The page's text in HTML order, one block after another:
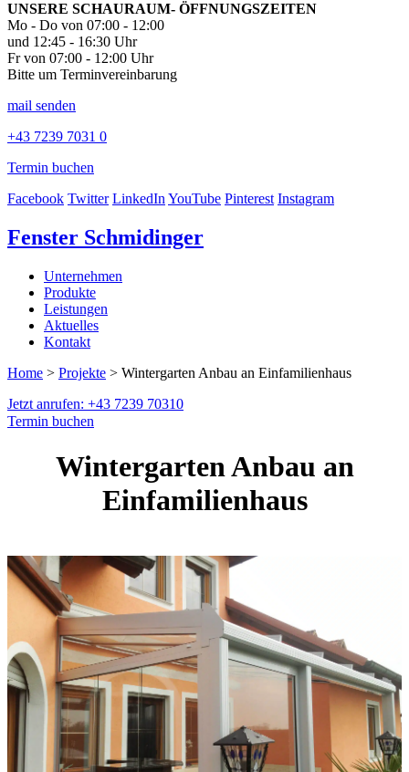
UNSERE SCHAURAUM- ÖFFNUNGSZEITEN
Mo - Do von 07:00 - 12:00
und 12:45 - 16:30 Uhr
Fr von 07:00 - 12:00 Uhr
Bitte um Terminvereinbarung
mail senden
+43 7239 7031 0
Termin buchen
Facebook Twitter LinkedInYouTube Pinterest Instagram
Fenster Schmidinger
Unternehmen
Produkte
Leistungen
Aktuelles
Kontakt
Home > Projekte > Wintergarten Anbau an Einfamilienhaus
Jetzt anrufen: +43 7239 70310
Termin buchen
Wintergarten Anbau an
Einfamilienhaus